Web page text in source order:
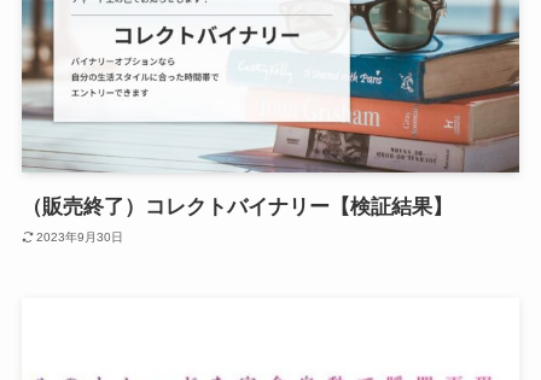
（販売終了）コレクトバイナリー【検証結果】
2023年9月30日